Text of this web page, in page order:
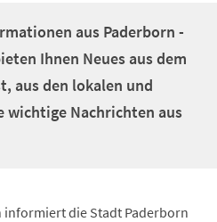
aus Paderborn -
Ihnen Neues aus dem
aus den lokalen und
wichtige Nachrichten aus
informiert die Stadt Paderborn